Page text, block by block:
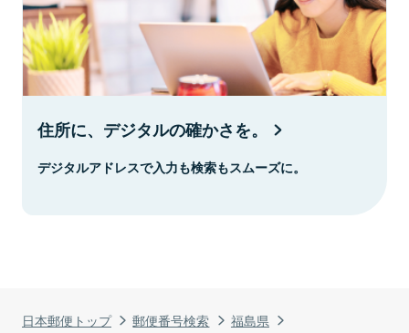
日本郵便トップ 郵便番号検索
福島県
住所に、デジタルの確かさを。
デジタルアドレスで入力も検索もスムーズに。